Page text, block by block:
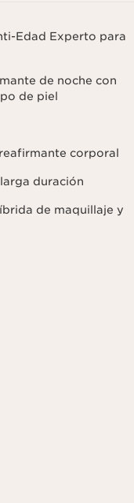
Edad Experto para
de noche con
de piel
corporal
duración
de maquillaje y